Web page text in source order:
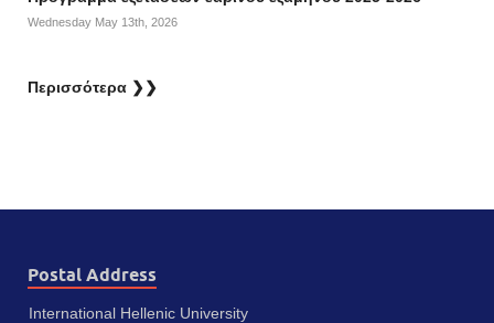
Wednesday May 13th, 2026
Περισσότερα ❯❯
Postal Address
International Hellenic University